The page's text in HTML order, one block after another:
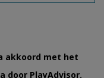
akkoord met het
door PlayAdvisor.